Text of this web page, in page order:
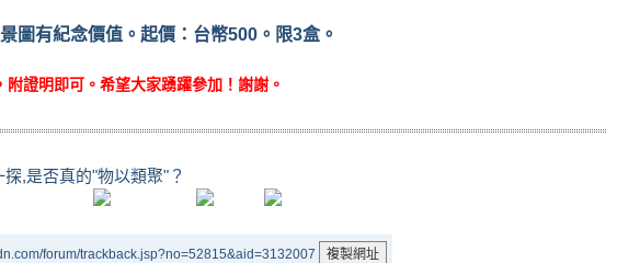
圖有紀念價值。起價：台幣500。限3盒。
證明即可。希望大家踴躍參加！謝謝。
,是否真的"物以類聚"？
forum/trackback.jsp?no=52815&aid=3132007